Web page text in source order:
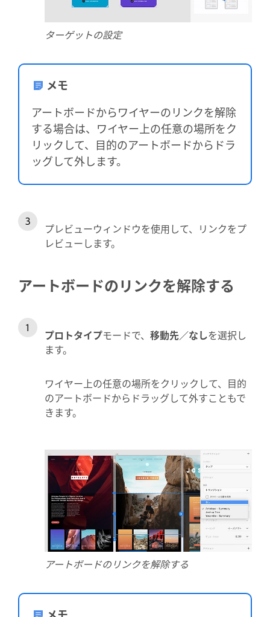
ターゲットの設定
メモ
アートボードからワイヤーのリンクを解除
する場合は、ワイヤー上の任意の場所をク
リックして、目的のアートボードからドラ
ッグして外します。
プレビューウィンドウを使用して、リンクをプ
レビューします。
アートボードのリンクを解除する
プロトタイプモードで、 移動先／なしを選択し
ます。
ワイヤー上の任意の場所をクリックして、目的
のアートボードからドラッグして外すこともで
きます。
アートボードのリンクを解除する